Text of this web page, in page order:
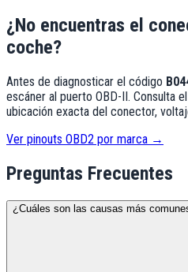
¿No encuentras el
coche?
Antes de diagnosticar el código
escáner al puerto OBD-II. Consulta
ubicación exacta del conector,
Ver pinouts OBD2 por marca →
Preguntas Frecuentes
¿Cuáles son las causas más